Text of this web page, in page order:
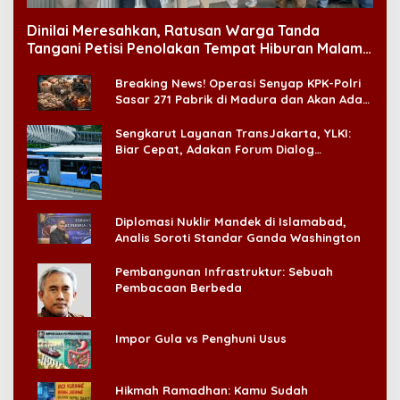
Dinilai Meresahkan, Ratusan Warga Tanda
Tangani Petisi Penolakan Tempat Hiburan Malam
Breaking News! Operasi Senyap KPK-Polri
Sasar 271 Pabrik di Madura dan Akan Ada
Sengkarut Layanan TransJakarta, YLKI:
Biar Cepat, Adakan Forum Dialog
Diplomasi Nuklir Mandek di Islamabad,
Analis Soroti Standar Ganda Washington
Pembangunan Infrastruktur: Sebuah
Pembacaan Berbeda
Impor Gula vs Penghuni Usus
Hikmah Ramadhan: Kamu Sudah